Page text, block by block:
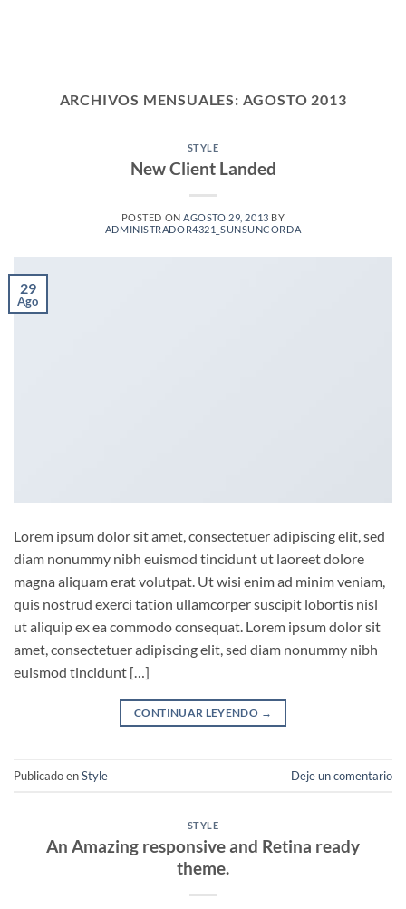
ARCHIVOS MENSUALES: AGOSTO 2013
STYLE
New Client Landed
POSTED ON AGOSTO 29, 2013 BY
ADMINISTRADOR4321_SUNSUNCORDA
29
Ago
Lorem ipsum dolor sit amet, consectetuer adipiscing elit, sed
diam nonummy nibh euismod tincidunt ut laoreet dolore
magna aliquam erat volutpat. Ut wisi enim ad minim veniam,
quis nostrud exerci tation ullamcorper suscipit lobortis nisl
ut aliquip ex ea commodo consequat. Lorem ipsum dolor sit
amet, consectetuer adipiscing elit, sed diam nonummy nibh
euismod tincidunt […]
CONTINUAR LEYENDO →
Publicado enStyle Deje un comentario
STYLE
An Amazing responsive and Retina ready
theme.